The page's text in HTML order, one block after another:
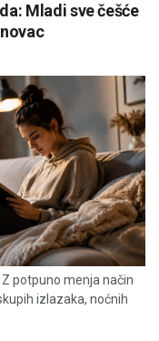
Mladi sve češće
potpuno menja način
izlazaka, noćnih